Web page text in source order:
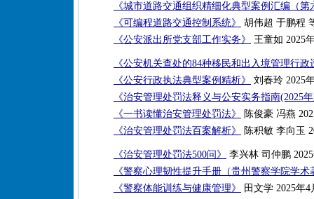
《城市道路交通组织精细化典型案例汇编（第
《可编程道路交通控制系统》
胡伟超 于鹏程
《公安派出所党支部工作实务》
王童如 2025
《公安机关查处的84种移民和出入境管理行
《公安行政执法典型案例精析》
刘春玲 2025
《治安管理处罚法释义与公安实务指南(2025
《一书读懂治安管理处罚法》
陈俊豪 冯燕
《治安管理处罚法百案解析》
陈积敏 李向玉
《治安管理处罚法500问》
李兴林 司仲鹏
《警察心理韧性提升手册（贵州警察学院学
《警察体能训练与健康管理》
田文学 2025年4